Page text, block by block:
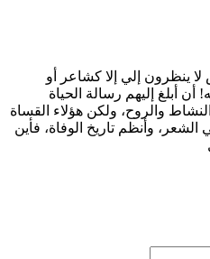
ينظرون إلي إلا كشاعر أو
أبلغ إليهم رسالة الحياة
والروح، ولكن هؤلاء القساة
وأنظم تاريخ الوفاة، فأين